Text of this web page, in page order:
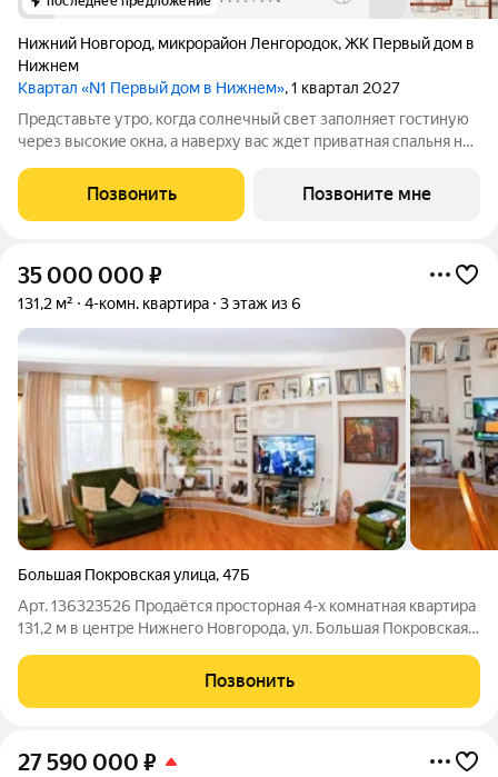
Нижний Новгород, микрорайон Ленгородок,ЖК Первый дом в
Нижнем
Квартал «N1 Первый дом в Нижнем», 1 квартал 2027
Представьте утро, когда солнечный свет заполняет гостиную
через высокие окна, а наверху вас ждет приватная спальня на
пространстве с характером, а не в типовой планировке. 2-
комнатная квартира
Позвонить Позвоните мне
35 000 000 ₽
131,2 м² 4-комн. квартира 3 этаж из 6
Большая Покровская улица,47Б
Арт. 136323526 Продаётся просторная 4-х комнатная квартира
131,2 м в центре Нижнего Новгорода, ул. Большая Покровская
Нижегородский район, вся инфраструктура в шаговой
доступности. Полная готовность:
Позвонить
27 590 000 ₽